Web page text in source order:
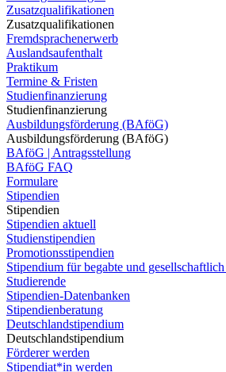
Zusatzqualifikationen
Zusatzqualifikationen
Fremdsprachenerwerb
Auslandsaufenthalt
Praktikum
Termine & Fristen
Studienfinanzierung
Studienfinanzierung
Ausbildungsförderung (BAföG)
Ausbildungsförderung (BAföG)
BAföG | Antragsstellung
BAföG FAQ
Formulare
Stipendien
Stipendien
Stipendien aktuell
Studienstipendien
Promotionsstipendien
Stipendium für begabte und
Studierende
Stipendien-Datenbanken
Stipendienberatung
Deutschlandstipendium
Deutschlandstipendium
Förderer werden
Stipendiat*in werden